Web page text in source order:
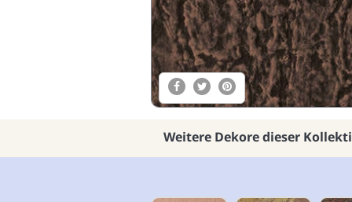
Weitere Dekore dieser